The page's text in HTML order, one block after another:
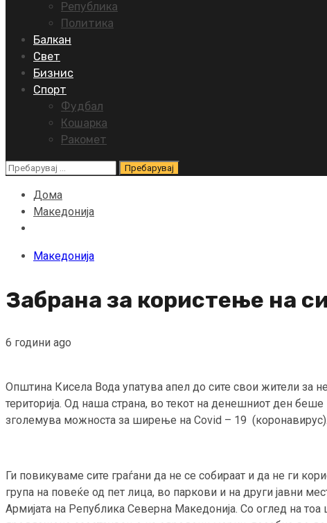
Република
Политика
Балкан
Свет
Бизнис
Спорт
Фудбал
Кошарка
Ракомет
Пребарувај
Дома
Македонија
Македонија
Забрана за користење на
6 години ago
Општина Кисела Вода упатува апел до сите свои жители за
територија. Од наша страна, во текот на денешниот ден
зголемува можноста за ширење на Covid – 19 (коронавирус).
Ги повикуваме сите граѓани да не се собираат и да не ги
група на повеќе од пет лица, во паркови и на други јавни
Армијата на Република Северна Македонија. Со оглед на